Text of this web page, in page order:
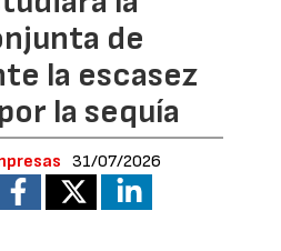
de
la escasez
la sequía
31/07/2026